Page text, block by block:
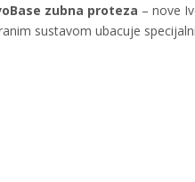
zubna proteza – nove
sustavom ubacuje